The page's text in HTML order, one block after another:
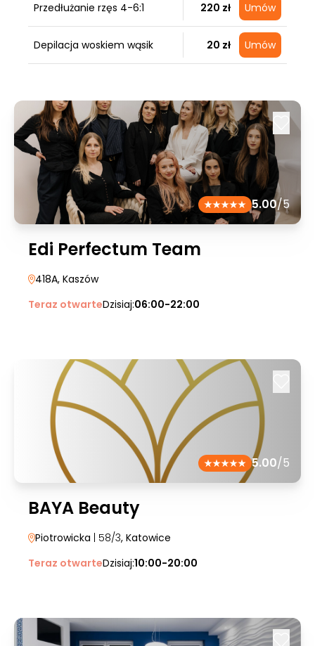
Przedłużanie rzęs 4-6:1 220 zł Umów
Depilacja woskiem wąsik 20 zł Umów
5.00/5
Edi Perfectum Team
418A, Kaszów
Teraz otwarteDzisiaj:06:00-22:00
5.00/5
BAYA Beauty
Piotrowicka | 58/3, Katowice
Teraz otwarteDzisiaj:10:00-20:00